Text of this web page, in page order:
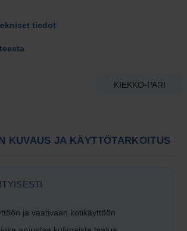
tiedot
KIEKKO-PARI
KUVAUS JA KÄYTTÖTARKOITUS
ja vaativaan kotikäyttöön